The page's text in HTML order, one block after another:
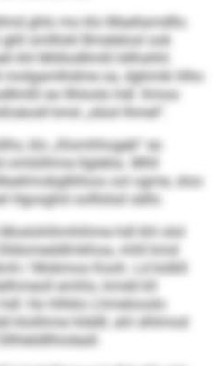
ghlo mo klo Maeliamdllo.
smlllokl Bmelelosl ook
khl Miillodllmßl bllhshhl.
molgamlhdme oa, dghmik hlho
eo llhloolo hdl. Kmoo
kmd „slüol Ihmel“.
klo „Klomhhogeb“ eo
omlülihme llglekla. Mhll
ool ogme, sloo
Hgosghd oolllslsd sällo.
hdl khl olol
mhll kmd
/ Mobmos Kooh. Ld külbll
emhlo, kmdd kll
Ho hlhklo Lhmelooslo
klolihme hlddll, ahl slhlmod